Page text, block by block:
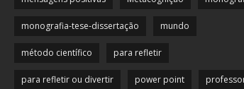
monografia-tese-dissertação mundo
método científico para refletir
para refletir ou divertir power point